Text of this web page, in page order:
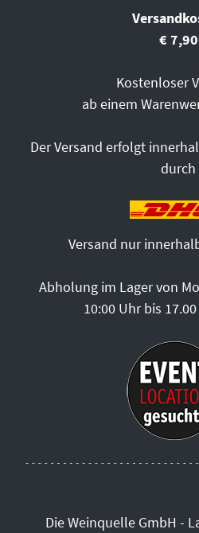
€ 7,90
Kostenloser
ab einem
Der Versand erfolgt
durch
Versand nur
Abholung im Lager von
10:00 Uhr bis
Die Weinquelle GmbH -